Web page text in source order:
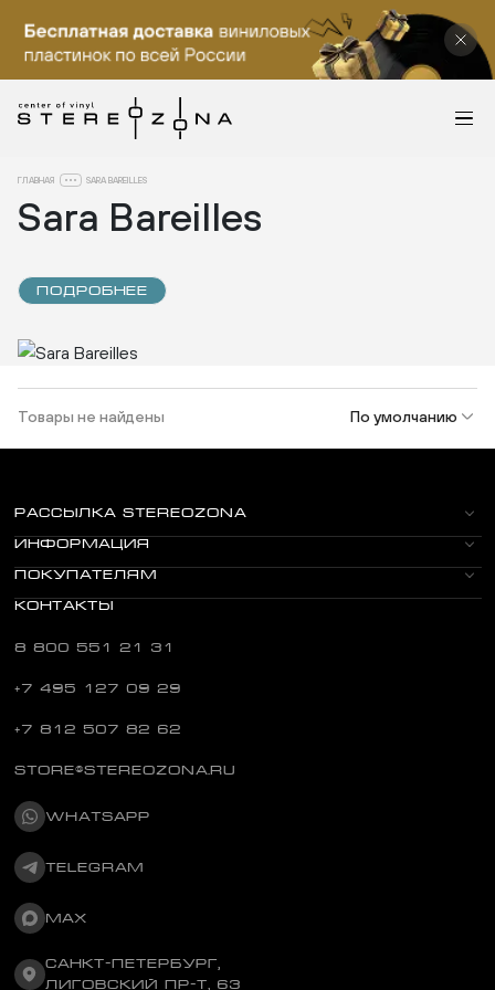
ГЛАВНАЯ SARA BAREILLES
Sara Bareilles
ПОДРОБНЕЕ
Товары не найдены По умолчанию
РАССЫЛКА STEREOZONA
ИНФОРМАЦИЯ
ПОКУПАТЕЛЯМ
КОНТАКТЫ
8 800 551 21 31
+7 495 127 09 29
+7 812 507 82 62
STORE@STEREOZONA.RU
WHATSAPP
TELEGRAM
MAX
САНКТ-ПЕТЕРБУРГ,
ЛИГОВСКИЙ ПР-Т, 63